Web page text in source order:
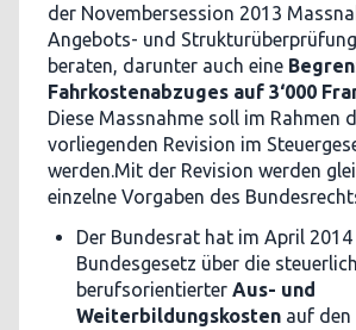
der Novembersession 2013
Angebots- und
beraten, darunter auch eine
Fahrkostenabzuges auf 3‘000
Diese Massnahme soll im Rahmen
vorliegenden Revision im
werden.Mit der Revision werden
einzelne Vorgaben des
Der Bundesrat hat im April 2014
Bundesgesetz über die
berufsorientierter Aus- und
Weiterbildungskosten auf den